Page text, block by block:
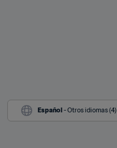
Español - Otros idiomas (4)